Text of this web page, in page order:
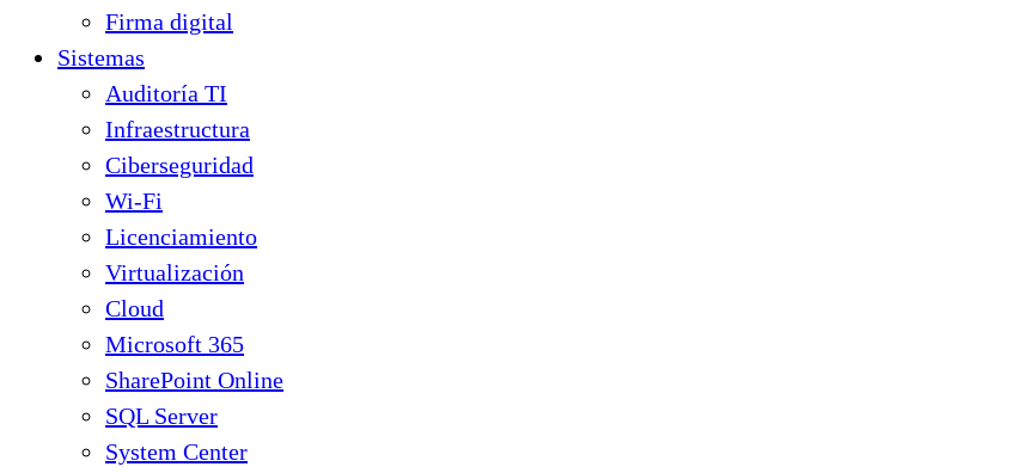
Firma digital
Sistemas
Auditoría TI
Infraestructura
Ciberseguridad
Wi-Fi
Licenciamiento
Virtualización
Cloud
Microsoft 365
SharePoint Online
SQL Server
System Center